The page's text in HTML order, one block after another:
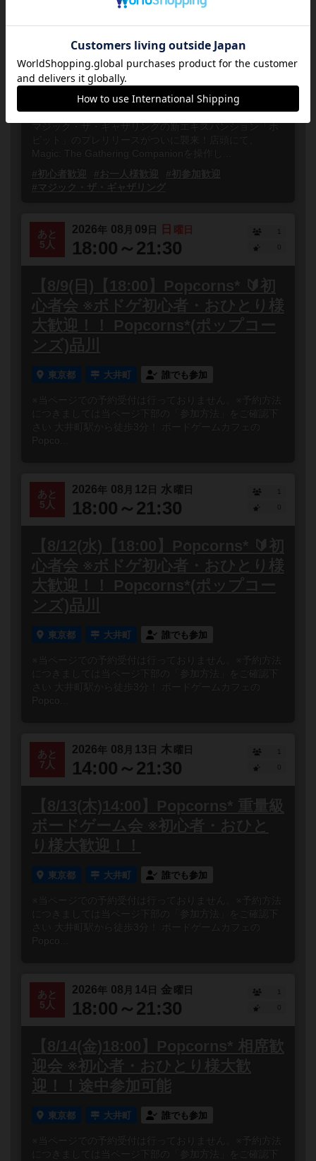
MtG 『ホビット』 プレリリース・
日曜昼の部【初心者・未経験者とも
歓迎】
品川区・大井町・鮫洲 誰でも参加
マジック・ザ・ギャザリングの新エキスパンション「ホ
ビット」のプレリリースがついに襲来！店頭にて、
Magic: The Gathering Companionを操作し...
#初心者歓迎
#お一人様歓迎
#初参加歓迎
#マジック・ザ・ギャザリング
あと
5人
2026年 08 月 09 日 日 曜日
18:00～21:30
1
【8/9(日)【18:00】Popcorns* 🔰初
心者会 ※ボドゲ初心者・おひとり様
大歓迎！！ Popcorns*(ポップコー
ンズ)品川
東京都 大井町 誰でも参加
※当ページでの予約受付は行っておりません。※予約方法
につきましては当ページ下部の「参加方法」をご確認下
さい 大井町駅から徒歩3分！ ボードゲームカフェの
Popco...
あと
5人
2026年 08 月 12 日 水 曜日
18:00～21:30
1
【8/12(水)【18:00】Popcorns* 🔰初
心者会 ※ボドゲ初心者・おひとり様
大歓迎！！ Popcorns*(ポップコー
ンズ)品川
東京都 大井町 誰でも参加
※当ページでの予約受付は行っておりません。※予約方法
につきましては当ページ下部の「参加方法」をご確認下
さい 大井町駅から徒歩3分！ ボードゲームカフェの
Popco...
あと
7人
2026年 08 月 13 日 木曜日
14:00～21:30
1
【8/13(木)14:00】Popcorns* 重量級
ボードゲーム会 ※初心者・おひと
り様大歓迎！！
東京都 大井町 誰でも参加
※当ページでの予約受付は行っておりません。※予約方法
につきましては当ページ下部の「参加方法」をご確認下
さい 大井町駅から徒歩3分！ ボードゲームカフェの
Popco...
あと
5人
2026年 08 月 14 日 金曜日
18:00～21:30
1
【8/14(金)18:00】Popcorns* 相席歓
迎会 ※初心者・おひとり様大歓
迎！！途中参加可能
東京都 大井町 誰でも参加
※当ページでの予約受付は行っておりません。※予約方法
につきましては当ページ下部の「参加方法」をご確認下